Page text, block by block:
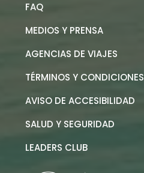
FAQ
MEDIOS Y PRENSA
AGENCIAS DE VIAJES
TÉRMINOS Y CONDICIONES
AVISO DE ACCESIBILIDAD
SALUD Y SEGURIDAD
LEADERS CLUB